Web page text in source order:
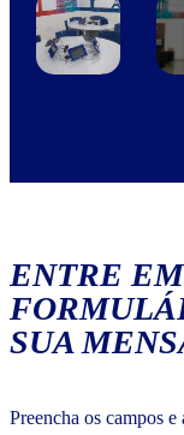
ENTRE
SUA
Preencha os campos